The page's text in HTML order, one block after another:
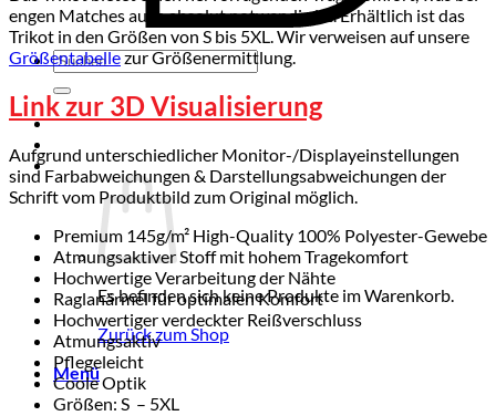
Suchen
nach:
Es befinden sich keine Produkte im Warenkorb.
Zurück zum Shop
Menü
engen Matches auch absolut notwendig ist. Erhältlich ist das
Trikot in den Größen von S bis 5XL. Wir verweisen auf unsere
Größentabellezur Größenermittlung.
Link zur 3D Visualisierung
Aufgrund unterschiedlicher Monitor-/Displayeinstellungen
sind Farbabweichungen & Darstellungsabweichungen der
Schrift vom Produktbild zum Original möglich.
Premium 145g/m² High-Quality 100% Polyester-Gewebe
Atmungsaktiver Stoff mit hohem Tragekomfort
Hochwertige Verarbeitung der Nähte
Raglanärmel für optimalen Komfort
Hochwertiger verdeckter Reißverschluss
Atmungsaktiv
Pflegeleicht
Coole Optik
Größen: S – 5XL